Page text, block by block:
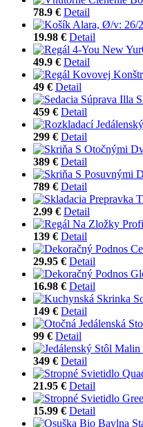
78.9 € Detail
19.98 € Detail
49.9 € Detail
49 € Detail
459 € Detail
299 € Detail
389 € Detail
789 € Detail
2.99 € Detail
139 € Detail
29.95 € Detail
16.98 € Detail
149 € Detail
99 € Detail
349 € Detail
21.95 € Detail
15.99 € Detail